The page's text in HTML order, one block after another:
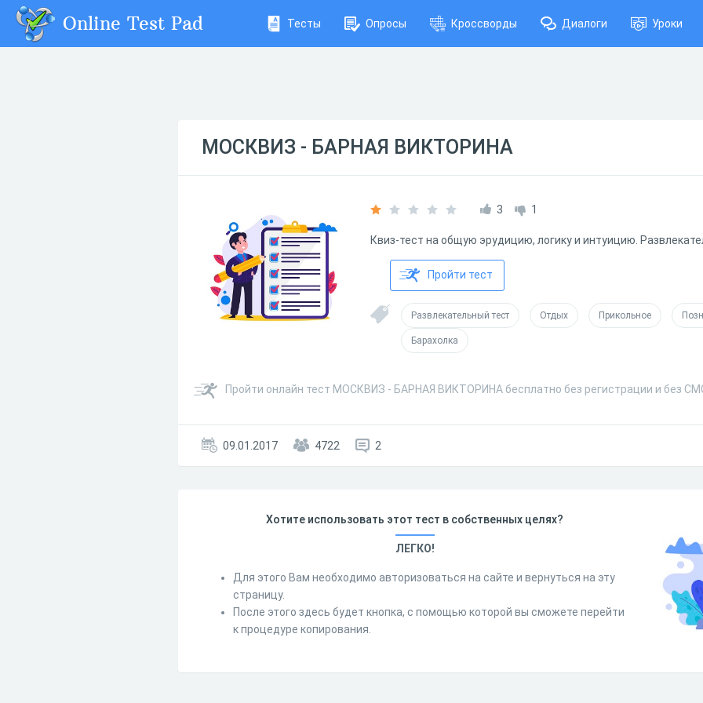
Online Test Pad Тесты Опросы Кроссворды Диалоги Уроки
МОСКВИЗ - БАРНАЯ ВИКТОРИНА
3 1
Квиз-тест на общую эрудицию, логику и интуицию.
Пройти тест
Развлекательный тест Отдых Прикольное
Барахолка
Пройти онлайн тест МОСКВИЗ - БАРНАЯ ВИКТОРИНА бесплатно без регистрации и без
09.01.2017 4722 2
Хотите использовать этот тест в собственных целях?
ЛЕГКО!
Для этого Вам необходимо авторизоваться на сайте и вернуться на эту
страницу.
После этого здесь будет кнопка, с помощью которой вы сможете перейти
к процедуре копирования.